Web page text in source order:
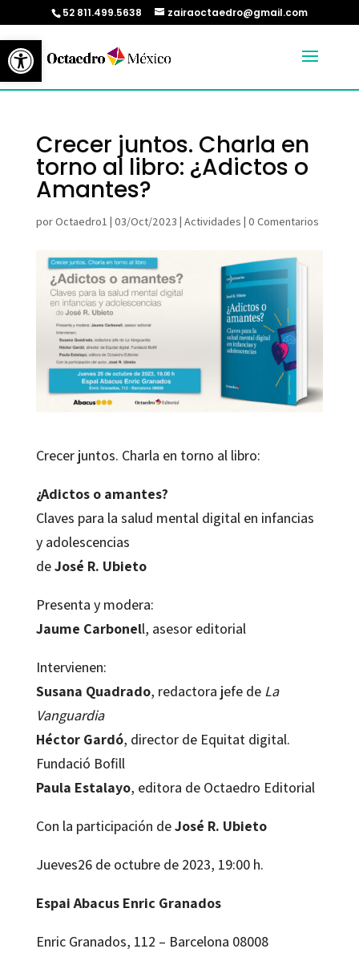
Abrir barra de herramientas
52 811.499.5638 zairaoctaedro@gmail.com
Crecer juntos. Charla en
torno al libro: ¿Adictos o
Amantes?
porOctaedro1 | 03/Oct/2023 | Actividades | 0 Comentarios
Crecer juntos. Charla en torno al libro:
¿Adictos o amantes?
Claves para la salud mental digital en infancias
y adolescencias
deJosé R. Ubieto
Presenta y modera:
Jaume Carbonell, asesor editorial
Intervienen:
Susana Quadrado, redactora jefe de La
Vanguardia
Héctor Gardó, director de Equitat digital.
Fundació Bofill
Paula Estalayo, editora de Octaedro Editorial
Con la participación deJosé R. Ubieto
Jueves26 de octubre de 2023, 19:00 h.
Espai Abacus Enric Granados
Enric Granados, 112 – Barcelona 08008